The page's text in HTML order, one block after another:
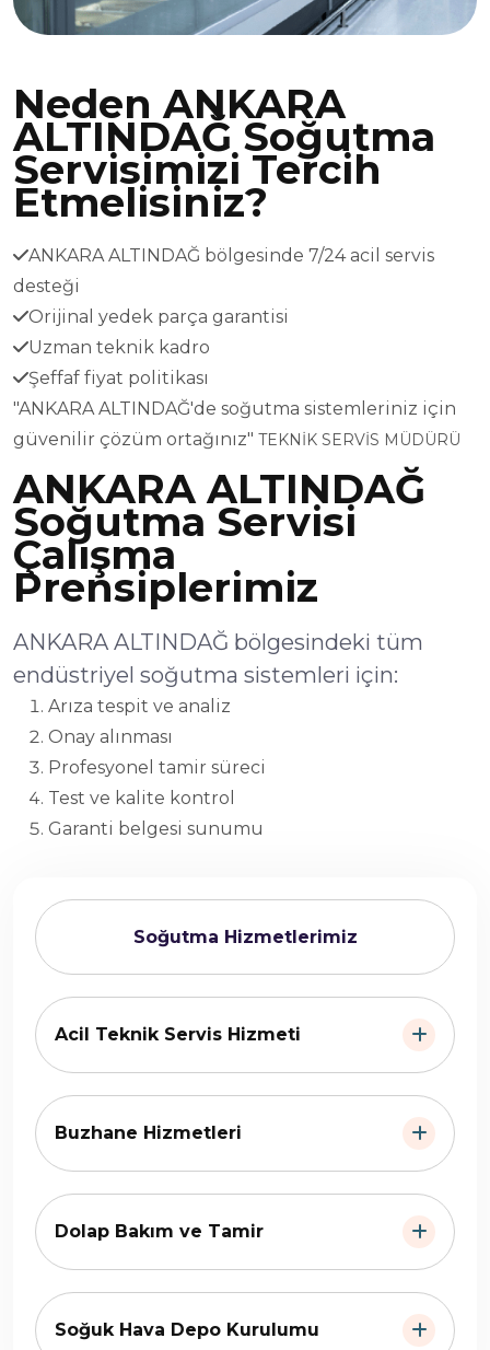
Soğutma Hizmetlerimiz
Acil Teknik Servis Hizmeti
Buzhane Hizmetleri
Dolap Bakım ve Tamir
Soğuk Hava Depo Kurulumu
Neden ANKARA
ALTINDAĞ Soğutma
Servisimizi Tercih
Etmelisiniz?
ANKARA ALTINDAĞ bölgesinde 7/24 acil servis
desteği
Orijinal yedek parça garantisi
Uzman teknik kadro
Şeffaf fiyat politikası
"ANKARA ALTINDAĞ'de soğutma sistemleriniz için
güvenilir çözüm ortağınız" TEKNİK SERVİS MÜDÜRÜ
ANKARA ALTINDAĞ
Soğutma Servisi
Çalışma
Prensiplerimiz
ANKARA ALTINDAĞ bölgesindeki tüm
endüstriyel soğutma sistemleri için:
Arıza tespit ve analiz
Onay alınması
Profesyonel tamir süreci
Test ve kalite kontrol
Garanti belgesi sunumu